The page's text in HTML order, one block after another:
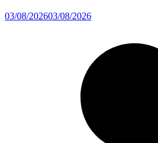
03/08/202603/08/2026